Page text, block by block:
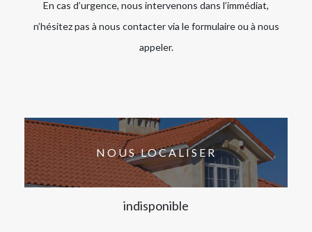
En cas d’urgence, nous intervenons dans l’immédiat,
n’hésitez pas à nous contacter via le formulaire ou à nous
appeler.
NOUS LOCALISER
indisponible